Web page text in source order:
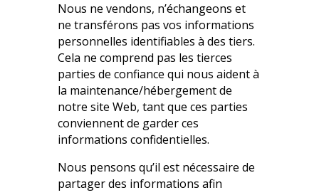
Nous ne vendons, n’échangeons et
ne transférons pas vos informations
personnelles identifiables à des tiers.
Cela ne comprend pas les tierces
parties de confiance qui nous aident à
la maintenance/hébergement de
notre site Web, tant que ces parties
conviennent de garder ces
informations confidentielles.
Nous pensons qu’il est nécessaire de
partager des informations afin